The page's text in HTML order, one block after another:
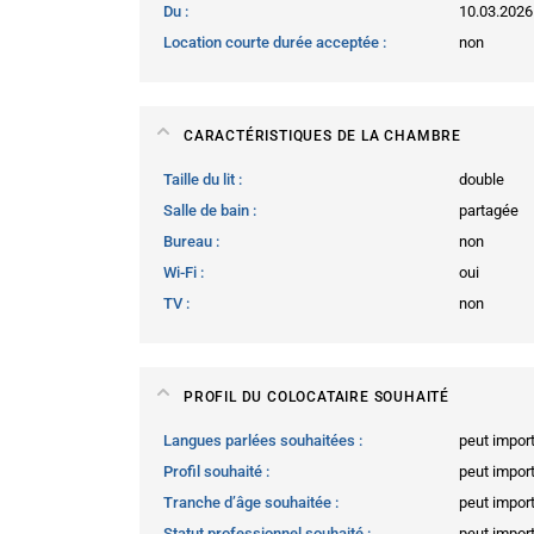
Du
10.03.2026
Location courte durée acceptée
non
CARACTÉRISTIQUES DE LA CHAMBRE
Taille du lit
double
Salle de bain
partagée
Bureau
non
Wi-Fi
oui
TV
non
PROFIL DU COLOCATAIRE SOUHAITÉ
Langues parlées souhaitées
peut
Profil souhaité
peut
Tranche d’âge souhaitée
peut